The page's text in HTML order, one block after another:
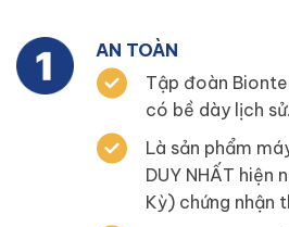
AN TOÀN
Tập đoàn
có bề dày lịch sử.
Là sản phẩm
DUY NHẤT hiện
Kỳ) chứng nhận